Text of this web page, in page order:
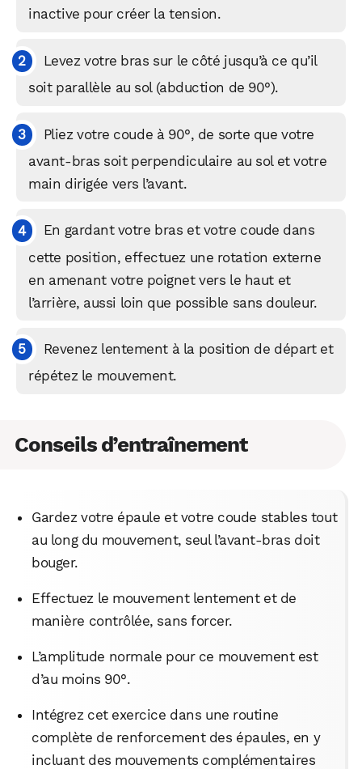
inactive pour créer la tension.
Levez votre bras sur le côté jusqu’à ce qu’il
soit parallèle au sol (abduction de 90°).
Pliez votre coude à 90°, de sorte que votre
avant-bras soit perpendiculaire au sol et votre
main dirigée vers l’avant.
En gardant votre bras et votre coude dans
cette position, effectuez une rotation externe
en amenant votre poignet vers le haut et
l’arrière, aussi loin que possible sans douleur.
Revenez lentement à la position de départ et
répétez le mouvement.
Conseils d’entraînement
Gardez votre épaule et votre coude stables tout
au long du mouvement, seul l’avant-bras doit
bouger.
Effectuez le mouvement lentement et de
manière contrôlée, sans forcer.
L’amplitude normale pour ce mouvement est
d’au moins 90°.
Intégrez cet exercice dans une routine
complète de renforcement des épaules, en y
incluant des mouvements complémentaires
Facebook X